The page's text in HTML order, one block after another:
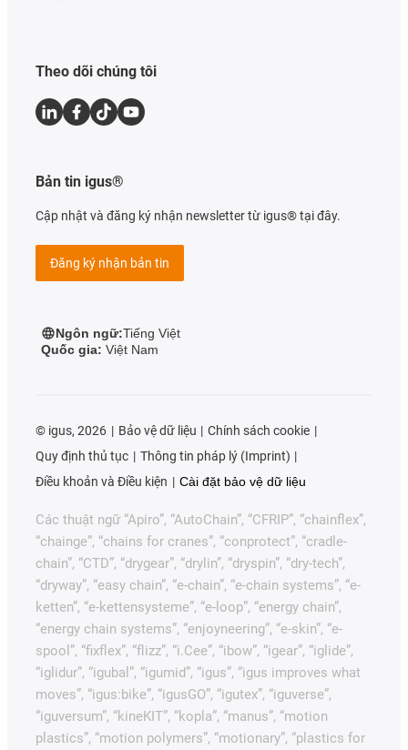
Theo dõi chúng tôi
Bản tin igus®
Cập nhật và đăng ký nhận newsletter từ igus® tại đây.
Đăng ký nhận bản tin
Ngôn ngữ:Tiếng Việt
Quốc gia: Việt Nam
© igus, 2026 Bảo vệ dữ liệu
Chính sách cookie
Quy định thủ tục
Thông tin pháp lý (Imprint)
Điều khoản và Điều kiện
Cài đặt bảo vệ dữ liệu
Các thuật ngữ “Apiro”, “AutoChain”, “CFRIP”, “chainflex”,
“chainge”, “chains for cranes”, “conprotect”, “cradle-
chain”, “CTD”, “drygear”, “drylin”, “dryspin”, “dry-tech”,
“dryway”, “easy chain”, “e-chain”, “e-chain systems”, “e-
ketten”, “e-kettensysteme”, “e-loop”, “energy chain”,
“energy chain systems”, “enjoyneering”, “e-skin”, “e-
spool”, “fixflex”, “flizz”, “i.Cee”, “ibow”, “igear”, “iglide”,
“iglidur”, “igubal”, “igumid”, “igus”, “igus improves what
moves”, “igus:bike”, “igusGO”, “igutex”, “iguverse”,
“iguversum”, “kineKIT”, “kopla”, “manus”, “motion
plastics”, “motion polymers”, “motionary”, “plastics for